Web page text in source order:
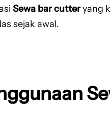
Sewa bar cutteryang
sejak awal.